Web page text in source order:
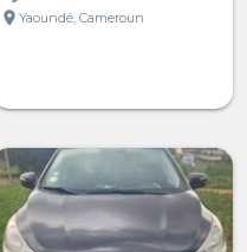
location_on Yaoundé, Cameroun